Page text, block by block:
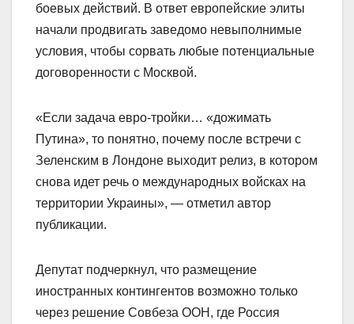
боевых действий. В ответ европейские элиты
начали продвигать заведомо невыполнимые
условия, чтобы сорвать любые потенциальные
договоренности с Москвой.
«Если задача евро-тройки… «дожимать
Путина», то понятно, почему после встречи с
Зеленским в Лондоне выходит релиз, в котором
снова идет речь о международных войсках на
территории Украины», — отметил автор
публикации.
Депутат подчеркнул, что размещение
иностранных контингентов возможно только
через решение Совбеза ООН, где Россия